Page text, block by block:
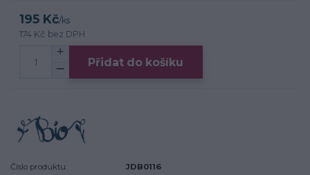
195 Kč/ks
174 Kč bez DPH
Přidat do košíku
Číslo produktu:
JDB0116